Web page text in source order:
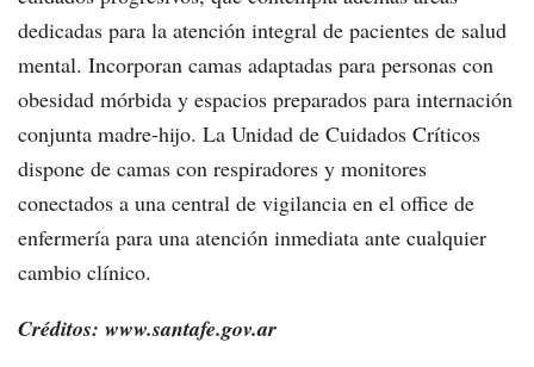
dedicadas para la atención integral de pacientes de salud
mental. Incorporan camas adaptadas para personas con
obesidad mórbida y espacios preparados para internación
conjunta madre-hijo. La Unidad de Cuidados Críticos
dispone de camas con respiradores y monitores
conectados a una central de vigilancia en el office de
enfermería para una atención inmediata ante cualquier
cambio clínico.
Créditos: www.santafe.gov.ar